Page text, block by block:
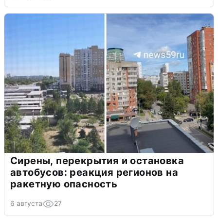
Сирены, перекрытия и остановка
автобусов: реакция регионов на
ракетную опасность
6 августа 27